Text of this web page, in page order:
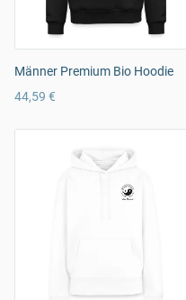
Männer Premium Bio Hoodie
44,59 €